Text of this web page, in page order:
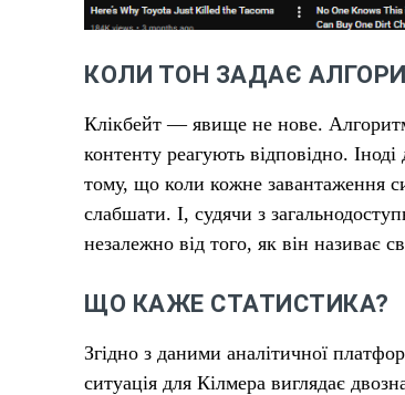
КОЛИ ТОН ЗАДАЄ
Клікбейт — явище не нове. Алгоритм
контенту реагують відповідно.
тому, що коли кожне завантаження
слабшати. І, судячи з
незалежно від того, як він називає
ЩО КАЖЕ СТАТИСТИКА?
Згідно з даними аналітичної
ситуація для Кілмера виглядає